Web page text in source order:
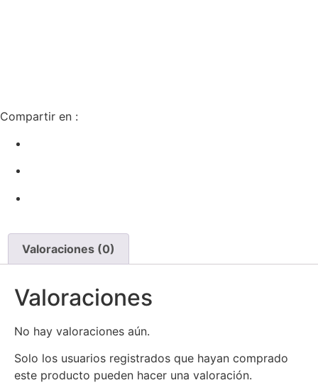
Compartir en :
Valoraciones (0)
Valoraciones
No hay valoraciones aún.
Solo los usuarios registrados que hayan comprado
este producto pueden hacer una valoración.